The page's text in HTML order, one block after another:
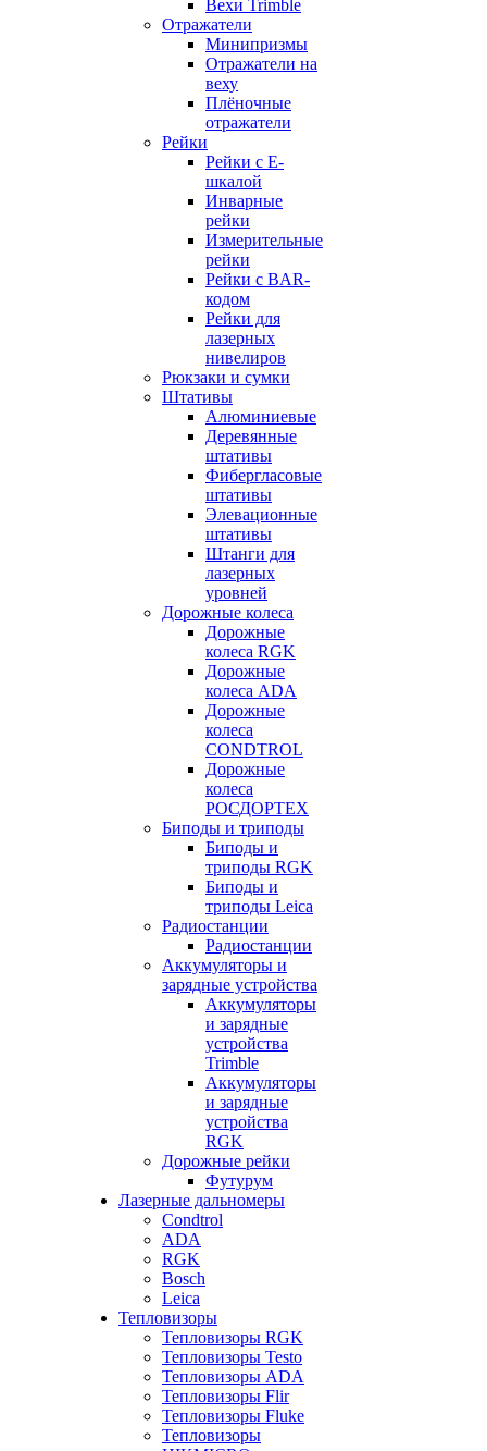
Вехи Trimble
Отражатели
Минипризмы
Отражатели на
веху
Плёночные
отражатели
Рейки
Рейки с E-
шкалой
Инварные
рейки
Измерительные
рейки
Рейки с BAR-
кодом
Рейки для
лазерных
нивелиров
Рюкзаки и сумки
Штативы
Алюминиевые
Деревянные
штативы
Фибергласовые
штативы
Элевационные
штативы
Штанги для
лазерных
уровней
Дорожные колеса
Дорожные
колеса RGK
Дорожные
колеса ADA
Дорожные
колеса
CONDTROL
Дорожные
колеса
РОСДОРТЕХ
Биподы и триподы
Биподы и
триподы RGK
Биподы и
триподы Leica
Радиостанции
Радиостанции
Аккумуляторы и
зарядные устройства
Аккумуляторы
и зарядные
устройства
Trimble
Аккумуляторы
и зарядные
устройства
RGK
Дорожные рейки
Футурум
Лазерные дальномеры
Condtrol
ADA
RGK
Bosch
Leica
Тепловизоры
Тепловизоры RGK
Тепловизоры Testo
Тепловизоры ADA
Тепловизоры Flir
Тепловизоры Fluke
Тепловизоры